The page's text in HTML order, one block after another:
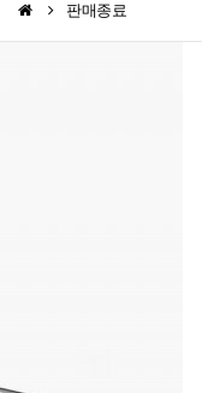
판매종료